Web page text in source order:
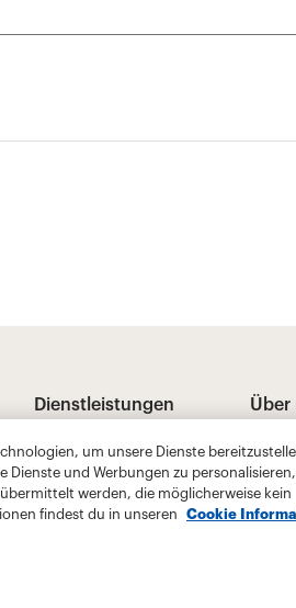
um unsere Dienste
Dienste und Werbungen zu
werden, die möglicherweise kein
findest du in unseren
Cookie